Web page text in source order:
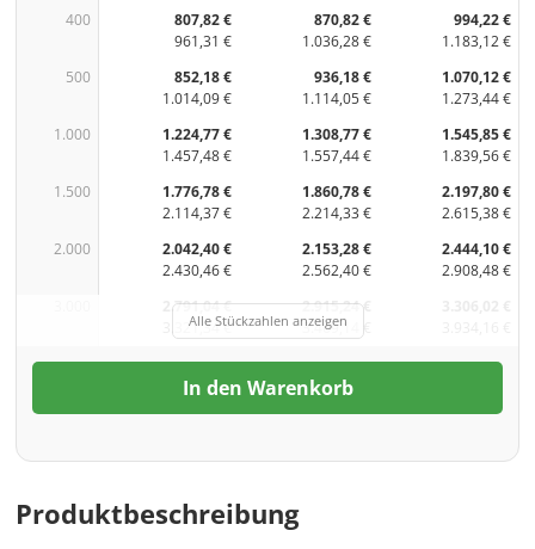
400
807,82 €
961,31 €
870,82 €
1.036,28 €
994,22 €
1.183,12 €
500
852,18 €
1.014,09 €
936,18 €
1.114,05 €
1.070,12 €
1.273,44 €
1.000
1.224,77 €
1.457,48 €
1.308,77 €
1.557,44 €
1.545,85 €
1.839,56 €
1.500
1.776,78 €
2.114,37 €
1.860,78 €
2.214,33 €
2.197,80 €
2.615,38 €
2.000
2.042,40 €
2.430,46 €
2.153,28 €
2.562,40 €
2.444,10 €
2.908,48 €
2.791,04 €
3.321,34 €
2.915,24 €
3.469,14 €
Alle Stückzahlen anzeigen
In den Warenkorb
Produktbeschreibung